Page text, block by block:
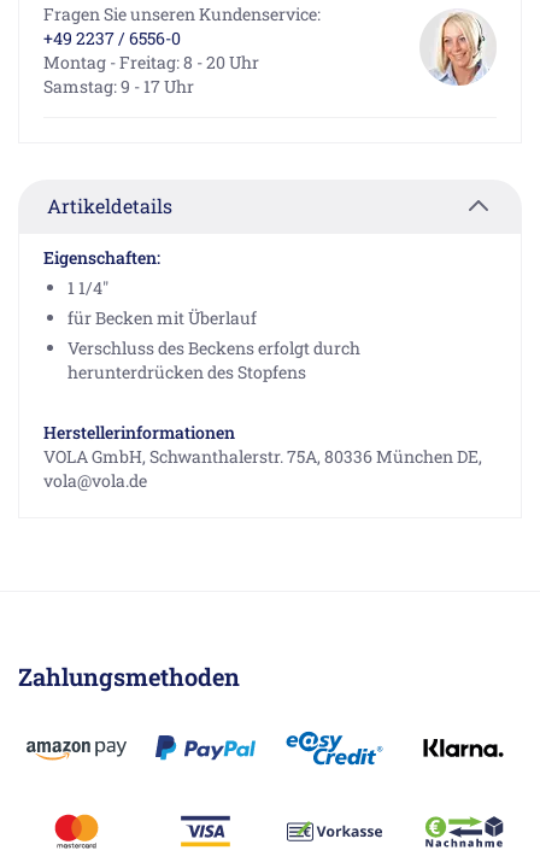
Fragen Sie unseren Kundenservice:
+49 2237 / 6556-0
Montag - Freitag: 8 - 20 Uhr
Samstag: 9 - 17 Uhr
Artikeldetails
Eigenschaften:
1 1/4"
für Becken mit Überlauf
Verschluss des Beckens erfolgt durch
herunterdrücken des Stopfens
Herstellerinformationen
VOLA GmbH, Schwanthalerstr. 75A, 80336 München DE,
vola@vola.de
Zahlungsmethoden